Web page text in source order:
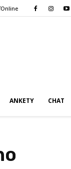
ANKETY CHAT